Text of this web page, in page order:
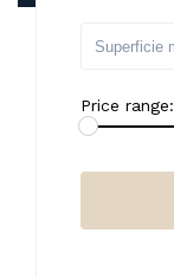
Price range: